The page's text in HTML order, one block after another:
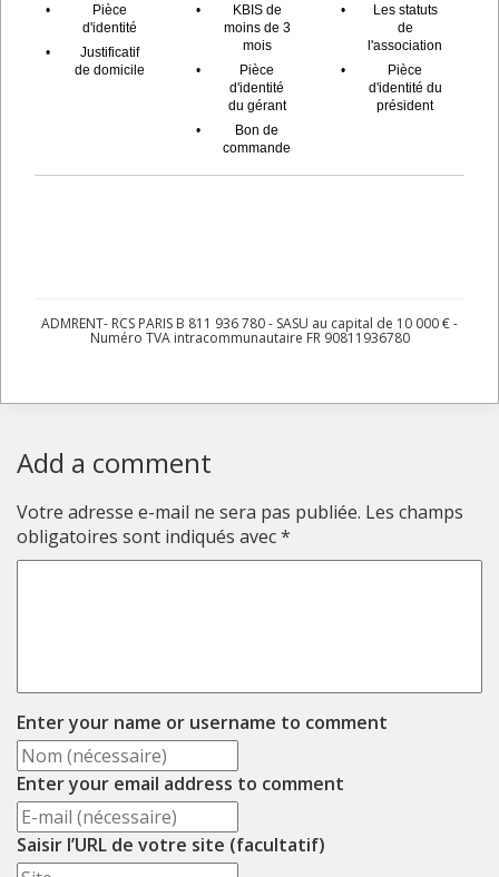
•
Pièce
d'identité
•
Justificatif
de domicile
•
KBIS de
moins de 3
mois
•
Pièce
d'identité
du gérant
•
Bon de
commande
•
Les statuts
de
l'association
•
Pièce
d'identité du
président
ADMRENT- RCS PARIS B 811 936 780 - SASU au capital de 10 000 € -
Numéro TVA intracommunautaire FR 90811936780
Add a comment
Votre adresse e-mail ne sera pas publiée. Les champs
obligatoires sont indiqués avec*
Enter your name or username to comment
Enter your email address to comment
Saisir l’URL de votre site (facultatif)